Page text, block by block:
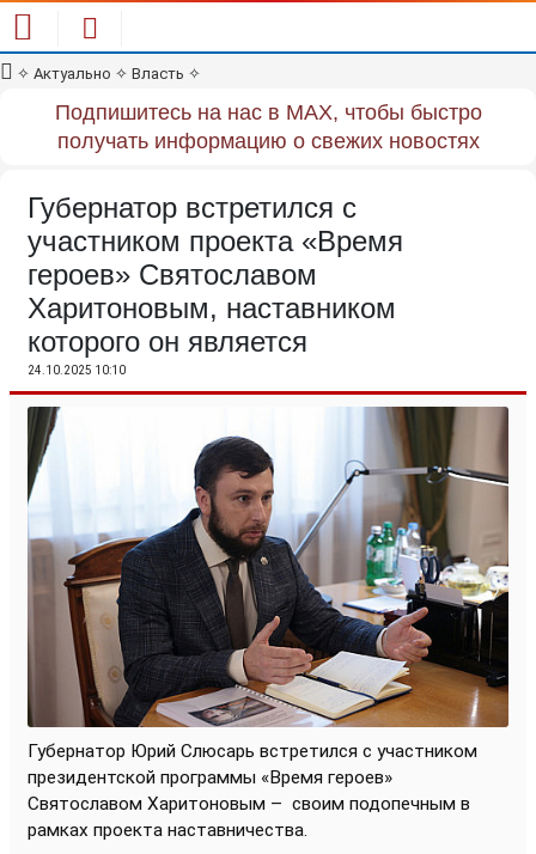
✧ Актуально ✧ Власть ✧
Подпишитесь на нас в MAX, чтобы быстро
получать информацию о свежих новостях
Губернатор встретился с
участником проекта «Время
героев» Святославом
Харитоновым, наставником
которого он является
24.10.2025 10:10
Губернатор Юрий Слюсарь встретился с участником
президентской программы «Время героев»
Святославом Харитоновым – своим подопечным в
рамках проекта наставничества.